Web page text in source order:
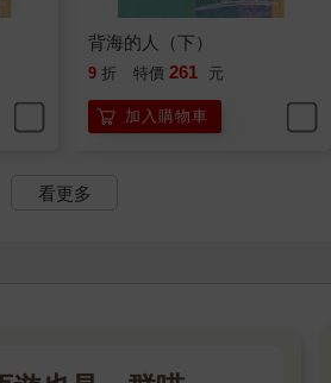
李黎想得出這麼絕的名詞。
我的小說批了一頓，說我在替垂死的
黎一起吃飯，偶然談到，原來從前在
、李黎，我們散步到了松江路那片稻
」，我想見了面大概也只能訕訕吧。
棧去喝咖啡，旅館裡衣香人影杯觥交
樓裡有一個奇景，走廊上空懸掛著一
背海的人（下）
9 折 特價 261 元
加入購物車
看更多